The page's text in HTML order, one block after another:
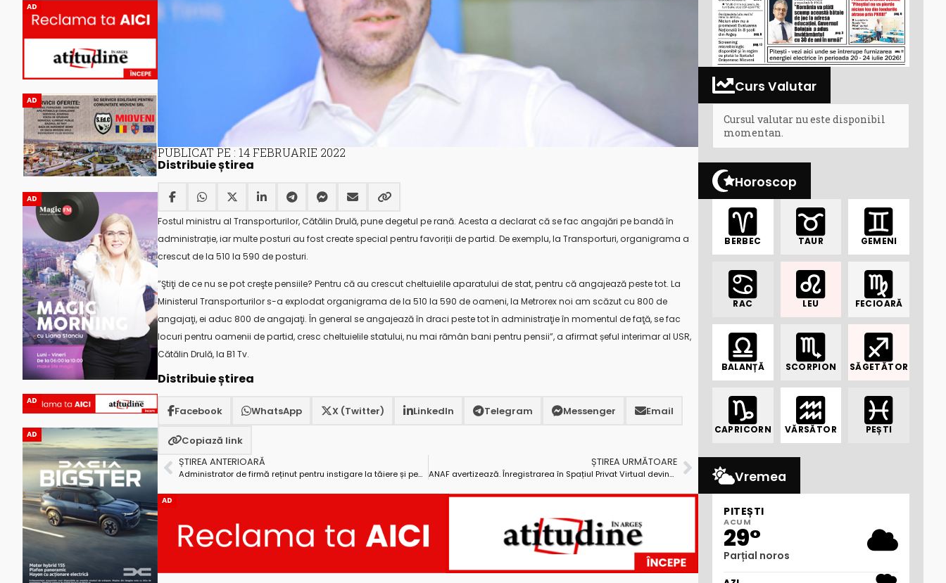
AD
AD
AD
AD
AD
PUBLICAT PE : 14 FEBRUARIE 2022
Distribuie știrea
Fostul ministru al Transporturilor, Cătălin Drulă, pune degetul pe rană. Acesta a declarat că se fac angajări pe bandă în
administrație, iar multe posturi au fost create special pentru favoriții de partid. De exemplu, la Transporturi, organigrama a
crescut de la 510 la 590 de posturi.
”Ştiţi de ce nu se pot creşte pensiile? Pentru că au crescut cheltuielile aparatului de stat, pentru că angajează peste tot. La
Ministerul Transporturilor s-a explodat organigrama de la 510 la 590 de oameni, la Metrorex noi am scăzut cu 800 de
angajaţi, ei aduc 800 de angajaţi. În general se angajează în draci peste tot în administraţie în momentul de faţă, se fac
locuri pentru oamenii de partid, cresc cheltuielile statului, nu mai rămân bani pentru pensii”, a afirmat șeful interimar al USR,
Cătălin Drulă, la B1 Tv.
Distribuie știrea
Facebook WhatsApp X (Twitter) LinkedIn Telegram Messenger Email
Copiază link
ȘTIREA ANTERIOARĂ
Administrator de firmă reținut pentru instigare la tăiere și pentru furt de arbori
ȘTIREA URMĂTOARE
ANAF avertizează. Înregistrarea în Spațiul Privat Virtual devine obligatorie începând cu 1 martie!
AD
Curs Valutar
Cursul valutar nu este disponibil
momentan.
Horoscop
BERBEC TAUR GEMENI
RAC LEU FECIOARĂ
BALANȚĂ SCORPION SĂGETĂTOR
CAPRICORN VĂRSĂTOR PEȘTI
Vremea
PITEȘTI
ACUM
29°
Parțial noros